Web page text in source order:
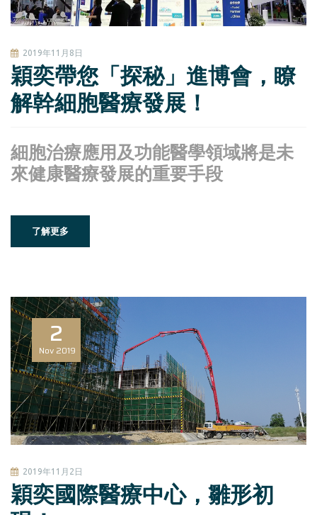
2019年11月8日
穎奕帶您「探秘」進博會，瞭
解幹細胞醫療發展！
細胞治療應用及功能醫學領域將是未
來健康醫療發展的重要手段
了解更多
2
Nov 2019
2019年11月2日
穎奕國際醫療中心，雛形初